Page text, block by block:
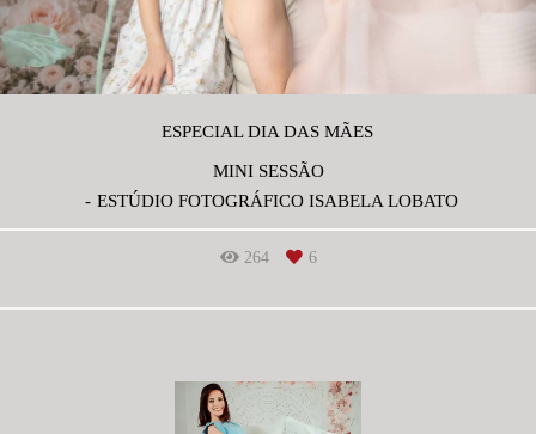
ESPECIAL DIA DAS MÃES
MINI SESSÃO
ESTÚDIO FOTOGRÁFICO ISABELA LOBATO
264 6